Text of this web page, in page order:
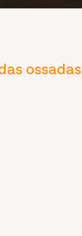
ossadas